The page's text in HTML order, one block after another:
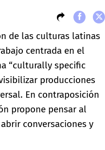
de las culturas latinas
centrada en el
“culturally specific
producciones
En contraposición
propone pensar al
conversaciones y